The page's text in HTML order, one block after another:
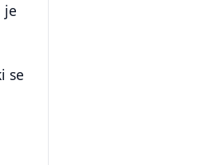
je
se